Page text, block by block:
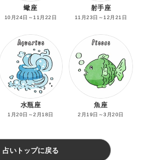
蠍座
10月24日～11月22日
射手座
11月23日～12月21日
水瓶座
1月20日～2月18日
魚座
2月19日～3月20日
占いトップに戻る